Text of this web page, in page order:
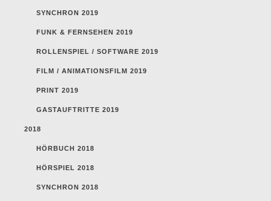
SYNCHRON 2019
FUNK & FERNSEHEN 2019
ROLLENSPIEL / SOFTWARE 2019
FILM / ANIMATIONSFILM 2019
PRINT 2019
GASTAUFTRITTE 2019
2018
HÖRBUCH 2018
HÖRSPIEL 2018
SYNCHRON 2018